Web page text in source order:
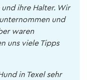
und ihre Halter. Wir
und
waren
uns viele Tipps
in Texel sehr